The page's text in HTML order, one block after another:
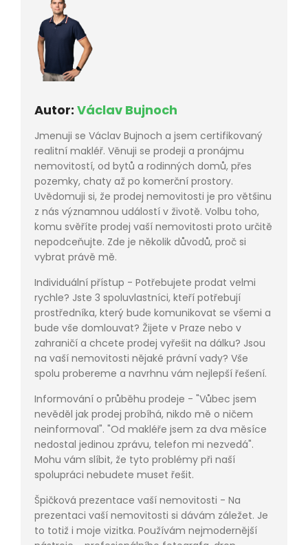
Autor: Václav Bujnoch
Jmenuji se Václav Bujnoch a jsem certifikovaný
realitní makléř. Věnuji se prodeji a pronájmu
nemovitostí, od bytů a rodinných domů, přes
pozemky, chaty až po komerční prostory.
Uvědomuji si, že prodej nemovitosti je pro většinu
z nás významnou událostí v životě. Volbu toho,
komu svěříte prodej vaší nemovitosti proto určitě
nepodceňujte. Zde je několik důvodů, proč si
vybrat právě mě.
Individuální přístup - Potřebujete prodat velmi
rychle? Jste 3 spoluvlastníci, kteří potřebují
prostředníka, který bude komunikovat se všemi a
bude vše domlouvat? Žijete v Praze nebo v
zahraničí a chcete prodej vyřešit na dálku? Jsou
na vaší nemovitosti nějaké právní vady? Vše
spolu probereme a navrhnu vám nejlepší řešení.
Informování o průběhu prodeje - "Vůbec jsem
nevěděl jak prodej probíhá, nikdo mě o ničem
neinformoval". "Od makléře jsem za dva měsíce
nedostal jedinou zprávu, telefon mi nezvedá".
Mohu vám slíbit, že tyto problémy při naší
spolupráci nebudete muset řešit.
Špičková prezentace vaší nemovitosti - Na
prezentaci vaší nemovitosti si dávám záležet. Je
to totiž i moje vizitka. Používám nejmodernější